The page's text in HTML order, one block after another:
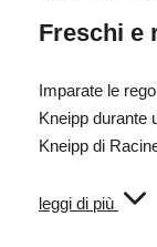
Freschi e
Imparate le
Kneipp durante
Kneipp di
Quali sono le
leggi di più